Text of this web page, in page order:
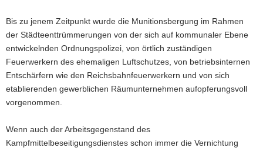
Bis zu jenem Zeitpunkt wurde die Munitionsbergung im Rahmen
der Städteenttrümmerungen von der sich auf kommunaler Ebene
entwickelnden Ordnungspolizei, von örtlich zuständigen
Feuerwerkern des ehemaligen Luftschutzes, von betriebsinternen
Entschärfern wie den Reichsbahnfeuerwerkern und von sich
etablierenden gewerblichen Räumunternehmen aufopferungsvoll
vorgenommen.
Wenn auch der Arbeitsgegenstand des
Kampfmittelbeseitigungsdienstes schon immer die Vernichtung